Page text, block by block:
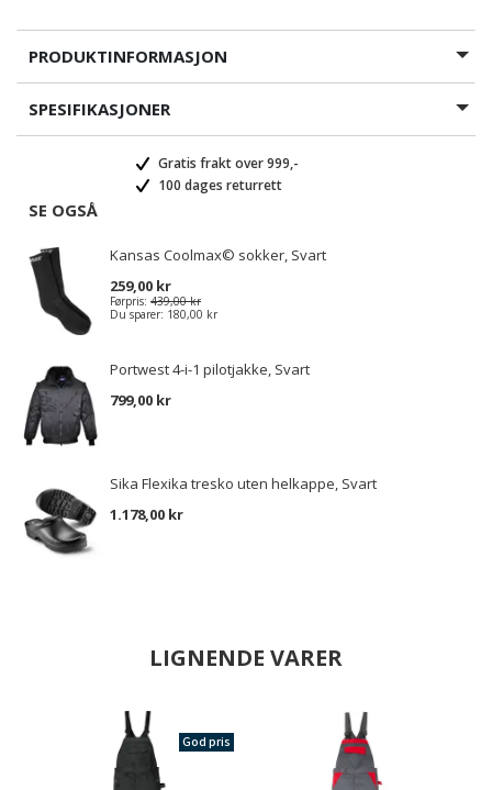
PRODUKTINFORMASJON
SPESIFIKASJONER
Gratis frakt over 999,-
100 dages returrett
SE OGSÅ
Kansas Coolmax© sokker, Svart
259,00 kr
Førpris: 439,00 kr
Du sparer: 180,00 kr
Portwest 4-i-1 pilotjakke, Svart
799,00 kr
Sika Flexika tresko uten helkappe, Svart
1.178,00 kr
LIGNENDE VARER
God pris